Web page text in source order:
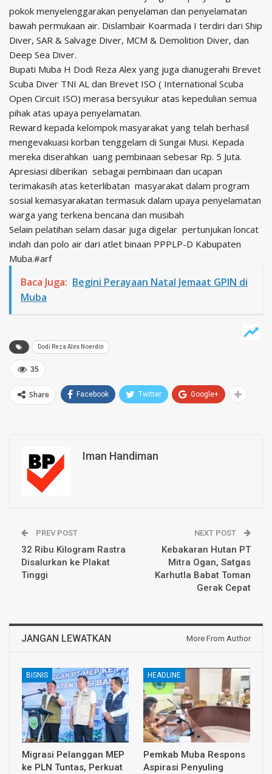
pokok menyelenggarakan penyelaman dan penyelamatan
bawah permukaan air. Dislambair Koarmada I terdiri dari Ship
Diver, SAR & Salvage Diver, MCM & Demolition Diver, dan
Deep Sea Diver.
Bupati Muba H Dodi Reza Alex yang juga dianugerahi Brevet
Scuba Diver TNI AL dan Brevet ISO ( International Scuba
Open Circuit ISO) merasa bersyukur atas kepedulian semua
pihak atas upaya penyelamatan.
Reward kepada kelompok masyarakat yang telah berhasil
mengevakuasi korban tenggelam di Sungai Musi. Kepada
mereka diserahkan uang pembinaan sebesar Rp. 5 Juta.
Apresiasi diberikan sebagai pembinaan dan ucapan
terimakasih atas keterlibatan masyarakat dalam program
sosial kemasyarakatan termasuk dalam upaya penyelamatan
warga yang terkena bencana dan musibah
Selain pelatihan selam dasar juga digelar pertunjukan loncat
indah dan polo air dari atlet binaan PPPLP-D Kabupaten
Muba.#arf
Baca Juga: Begini Perayaan Natal Jemaat GPIN di
Muba
Dodi Reza Alex Noerdin
35
Share Facebook Twitter Google+
Iman Handiman
PREV POST
32 Ribu Kilogram Rastra
Disalurkan ke Plakat
Tinggi
NEXT POST
Kebakaran Hutan PT
Mitra Ogan, Satgas
Karhutla Babat Toman
Gerak Cepat
JANGAN LEWATKAN More From Author
BISNIS
Migrasi Pelanggan MEP
ke PLN Tuntas, Perkuat
HEADLINE
Pemkab Muba Respons
Aspirasi Penyuling